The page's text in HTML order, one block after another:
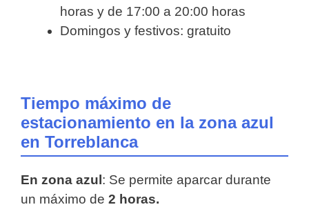
horas y de 17:00 a 20:00 horas
Domingos y festivos: gratuito
Tiempo máximo de
estacionamiento en la zona azul
en Torreblanca
En zona azul: Se permite aparcar durante
un máximo de 2 horas.